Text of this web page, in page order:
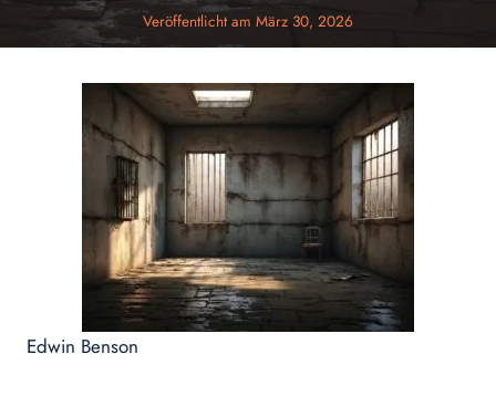
Veröffentlicht am März 30, 2026
Edwin Benson